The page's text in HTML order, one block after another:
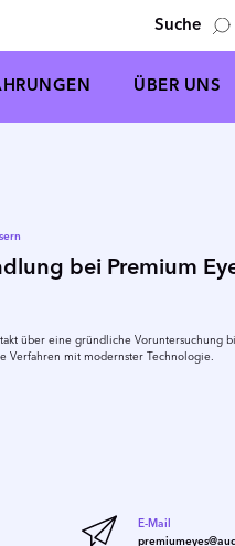
Suche
ÜBER UNS
bei Premium
über eine gründliche Voruntersuchung
Verfahren mit modernster Technologie.
E-Mail